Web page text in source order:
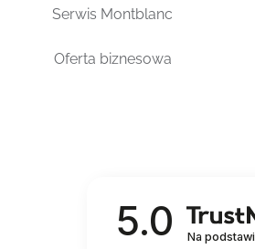
Serwis Montblanc
Oferta biznesowa
5.0 Na